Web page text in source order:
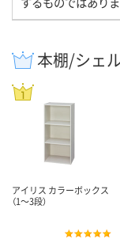
本棚/シェ
アイリス カラーボックス
（1～3段）